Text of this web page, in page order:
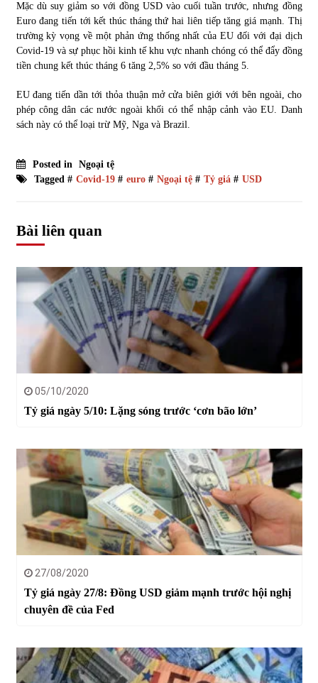
Mặc dù suy giảm so với đồng USD vào cuối tuần trước, nhưng đồng
Euro đang tiến tới kết thúc tháng thứ hai liên tiếp tăng giá mạnh. Thị
trường kỳ vọng về một phản ứng thống nhất của EU đối với đại dịch
Covid-19 và sự phục hồi kinh tế khu vực nhanh chóng có thể đẩy đồng
tiền chung kết thúc tháng 6 tăng 2,5% so với đầu tháng 5.
EU đang tiến dần tới thỏa thuận mở cửa biên giới với bên ngoài, cho
phép công dân các nước ngoài khối có thể nhập cảnh vào EU. Danh
sách này có thể loại trừ Mỹ, Nga và Brazil.
Posted in Ngoại tệ
Tagged # Covid-19# euro# Ngoại tệ# Tỷ giá# USD
Bài liên quan
05/10/2020
Tỷ giá ngày 5/10: Lặng sóng trước ‘cơn bão lớn’
27/08/2020
Tỷ giá ngày 27/8: Đồng USD giảm mạnh trước hội nghị
chuyên đề của Fed